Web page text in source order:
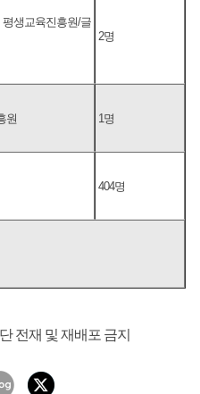
생교육진흥원/글
2명
원 1명
404명
전재 및 재배포 금지